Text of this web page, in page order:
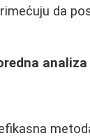
da
analiza